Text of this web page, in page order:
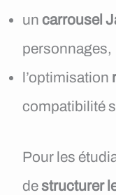
un carrousel
personnages,
l’optimisation
compatibilité
Pour les
destructurer